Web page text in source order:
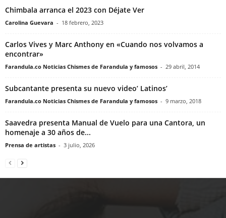
Chimbala arranca el 2023 con Déjate Ver
Carolina Guevara - 18 febrero, 2023
Carlos Vives y Marc Anthony en «Cuando nos volvamos a
encontrar»
Farandula.co Noticias Chismes de Farandula y famosos - 29 abril, 2014
Subcantante presenta su nuevo video’ Latinos’
Farandula.co Noticias Chismes de Farandula y famosos - 9 marzo, 2018
Saavedra presenta Manual de Vuelo para una Cantora, un
homenaje a 30 años de...
Prensa de artistas - 3 julio, 2026